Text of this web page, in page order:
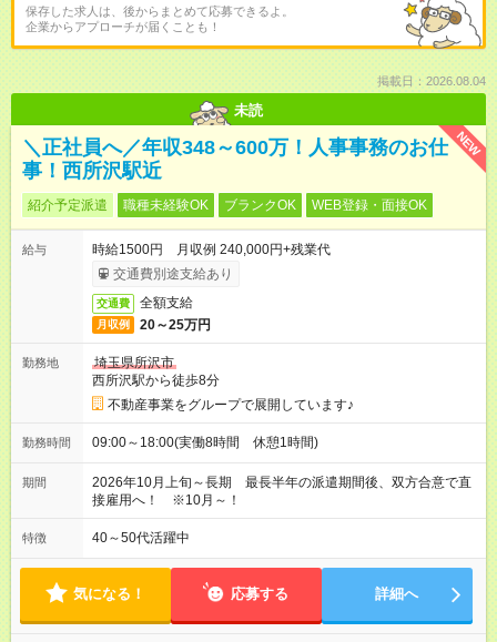
保存した求人は、後からまとめて応募できるよ。
企業からアプローチが届くことも！
掲載日：2026.08.04
未読
NEW
＼正社員へ／年収348～600万！人事事務のお仕
事！西所沢駅近
紹介予定派遣 職種未経験OK ブランクOK WEB登録・面接OK
給与
時給1500円 月収例 240,000円+残業代
交通費別途支給あり
交通費 全額支給
月収例 20～25万円
勤務地
埼玉県所沢市
西所沢駅から徒歩8分
不動産事業をグループで展開しています♪
勤務時間 09:00～18:00(実働8時間 休憩1時間)
期間
2026年10月上旬～長期 最長半年の派遣期間後、双方合意で直
接雇用へ！ ※10月～！
特徴 40～50代活躍中
気になる！ 応募する 詳細へ